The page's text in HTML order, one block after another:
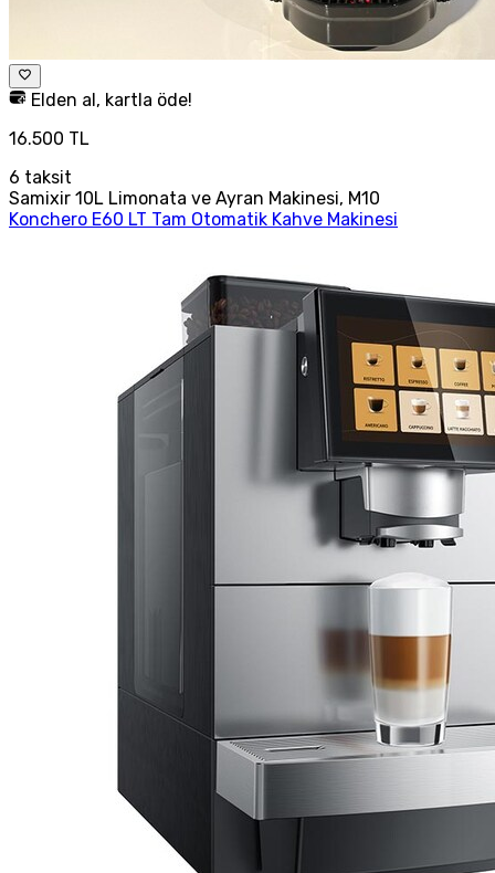
Elden al, kartla öde!
16.500 TL
6 taksit
Samixir 10L Limonata ve Ayran Makinesi, M10
Konchero E60 LT Tam Otomatik Kahve Makinesi